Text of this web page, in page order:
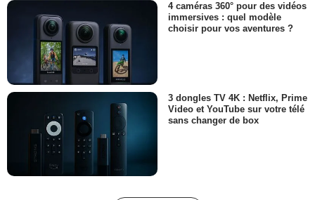
4 caméras 360° pour des vidéos
immersives : quel modèle
choisir pour vos aventures ?
3 dongles TV 4K : Netflix, Prime
Video et YouTube sur votre télé
sans changer de box